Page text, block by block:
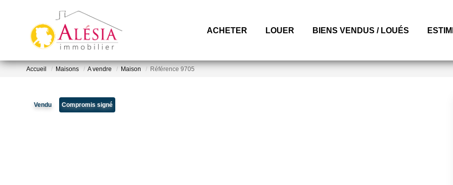
ACHETER LOUER BIENS VENDUS / LOUÉS
Accueil Maisons A vendre Maison Référence 9705
Vendu Compromis signé